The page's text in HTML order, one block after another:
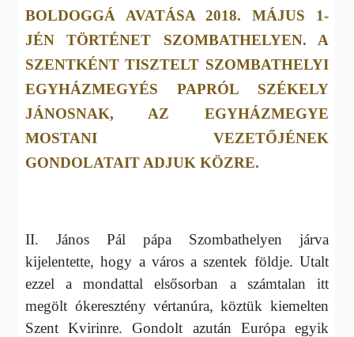
BOLDOGGÁ AVATÁSA 2018. MÁJUS 1-
JÉN TÖRTÉNET SZOMBATHELYEN. A
SZENTKÉNT TISZTELT SZOMBATHELYI
EGYHÁZMEGYÉS PAPRÓL SZÉKELY
JÁNOSNAK, AZ EGYHÁZMEGYE
MOSTANI VEZETŐJÉNEK
GONDOLATAIT ADJUK KÖZRE.
II. János Pál pápa Szombathelyen járva
kijelentette, hogy a város a szentek földje. Utalt
ezzel a mondattal elsősorban a számtalan itt
megölt ókeresztény vértanúra, köztük kiemelten
Szent Kvirinre.Gondolt azután Európa egyik